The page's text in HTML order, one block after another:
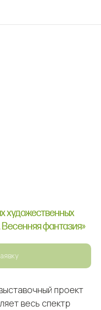
художественных
фантазия»
проект
весь спектр